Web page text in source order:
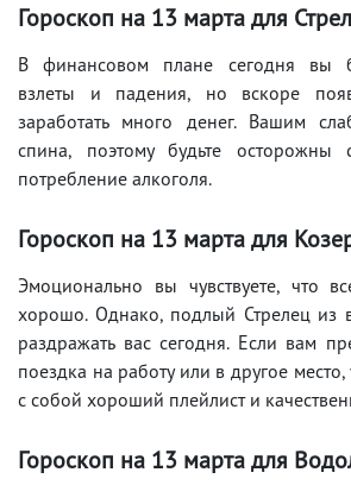
Гороскоп на 13 марта для
В финансовом плане сегодня вы
взлеты и падения, но вскоре
заработать много денег. Вашим
спина, поэтому будьте осторожны
потребление алкоголя.
Гороскоп на 13 марта для
Эмоционально вы чувствуете, что
хорошо. Однако, подлый Стрелец из
раздражать вас сегодня. Если вам
поездка на работу или в другое место,
с собой хороший плейлист и
Гороскоп на 13 марта для